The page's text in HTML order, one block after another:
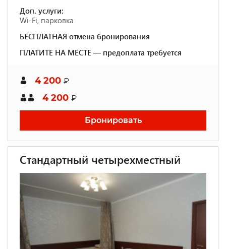
Доп. услуги:
Wi-Fi, парковка
БЕСПЛАТНАЯ отмена бронирования
ПЛАТИТЕ НА МЕСТЕ — предоплата требуется
4 200 ₽
4 200 ₽
Бронировать
Стандартный четырехместный